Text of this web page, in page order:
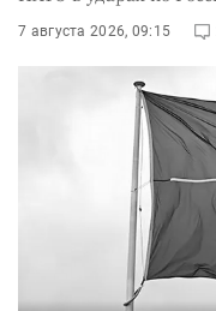
7 августа 2026, 09:15